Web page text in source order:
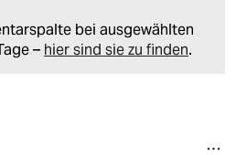
bei ausgewählten
– hier sind sie zu finden.